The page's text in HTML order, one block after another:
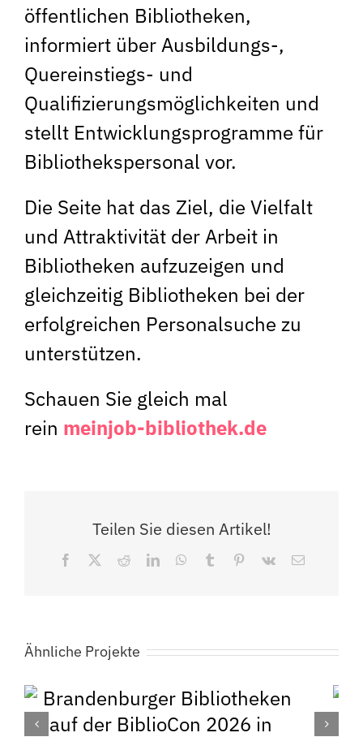
öffentlichen Bibliotheken,
informiert über Ausbildungs-,
Quereinstiegs- und
Qualifizierungsmöglichkeiten und
stellt Entwicklungsprogramme für
Bibliothekspersonal vor.
Die Seite hat das Ziel, die Vielfalt
und Attraktivität der Arbeit in
Bibliotheken aufzuzeigen und
gleichzeitig Bibliotheken bei der
erfolgreichen Personalsuche zu
unterstützen.
Schauen Sie gleich mal
rein meinjob-bibliothek.de
Teilen Sie diesen Artikel!
Facebook RedditLinkedInWhatsApp
Tumblr Pinterest
Vk
E-
Ähnliche Projekte